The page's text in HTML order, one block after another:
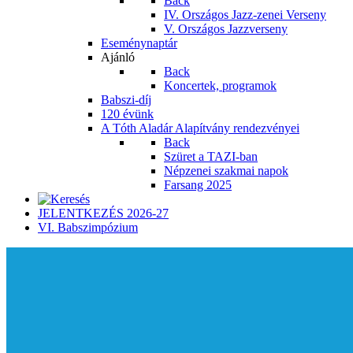
IV. Országos Jazz-zenei Verseny
V. Országos Jazzverseny
Eseménynaptár
Ajánló
Back
Koncertek, programok
Babszi-díj
120 évünk
A Tóth Aladár Alapítvány rendezvényei
Back
Szüret a TAZI-ban
Népzenei szakmai napok
Farsang 2025
JELENTKEZÉS 2026-27
VI. Babszimpózium